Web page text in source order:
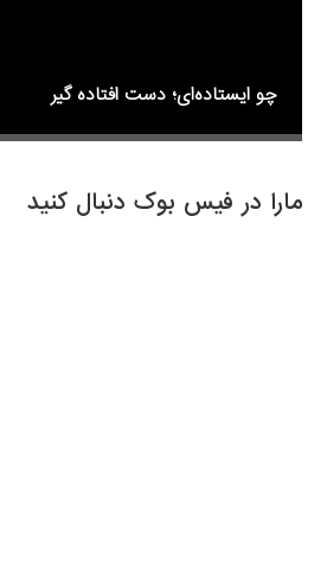
چو ایستاده‌ای؛ دست افتاده گیر
مارا در فیس بوک دنبال کنید